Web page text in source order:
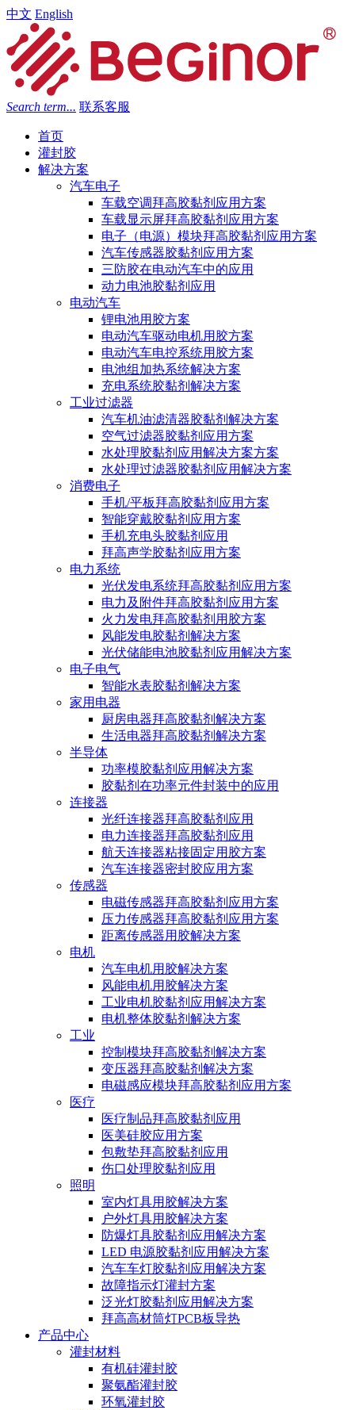
中文 English
Search term... 联系客服
首页
灌封胶
解决方案
汽车电子
车载空调拜高胶黏剂应用方案
车载显示屏拜高胶黏剂应用方案
电子（电源）模块拜高胶黏剂应用方案
汽车传感器胶黏剂应用方案
三防胶在电动汽车中的应用
动力电池胶黏剂应用
电动汽车
锂电池用胶方案
电动汽车驱动电机用胶方案
电动汽车电控系统用胶方案
电池组加热系统解决方案
充电系统胶黏剂解决方案
工业过滤器
汽车机油滤清器胶黏剂解决方案
空气过滤器胶黏剂应用方案
水处理胶黏剂应用解决方案方案
水处理过滤器胶黏剂应用解决方案
消费电子
手机/平板拜高胶黏剂应用方案
智能穿戴胶黏剂应用方案
手机充电头胶黏剂应用
拜高声学胶黏剂应用方案
电力系统
光伏发电系统拜高胶黏剂应用方案
电力及附件拜高胶黏剂应用方案
火力发电拜高胶黏剂用胶方案
风能发电胶黏剂解决方案
光伏储能电池胶黏剂应用解决方案
电子电气
智能水表胶黏剂解决方案
家用电器
厨房电器拜高胶黏剂解决方案
生活电器拜高胶黏剂解决方案
半导体
功率模胶黏剂应用解决方案
胶黏剂在功率元件封装中的应用
连接器
光纤连接器拜高胶黏剂应用
电力连接器拜高胶黏剂应用
航天连接器粘接固定用胶方案
汽车连接器密封胶应用方案
传感器
电磁传感器拜高胶黏剂应用方案
压力传感器拜高胶黏剂应用方案
距离传感器用胶解决方案
电机
汽车电机用胶解决方案
风能电机用胶解决方案
工业电机胶黏剂应用解决方案
电机整体胶黏剂解决方案
工业
控制模块拜高胶黏剂解决方案
变压器拜高胶黏剂解决方案
电磁感应模块拜高胶黏剂应用方案
医疗
医疗制品拜高胶黏剂应用
医美硅胶应用方案
包敷垫拜高胶黏剂应用
伤口处理胶黏剂应用
照明
室内灯具用胶解决方案
户外灯具用胶解决方案
防爆灯具胶黏剂应用解决方案
LED 电源胶黏剂应用解决方案
汽车车灯胶黏剂应用解决方案
故障指示灯灌封方案
泛光灯胶黏剂应用解决方案
拜高高材筒灯PCB板导热
产品中心
灌封材料
有机硅灌封胶
聚氨酯灌封胶
环氧灌封胶